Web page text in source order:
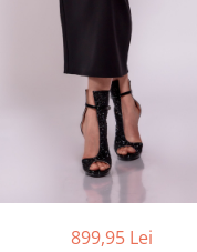
899,95 Lei